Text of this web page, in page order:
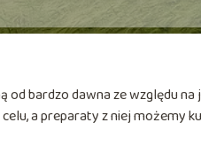
od bardzo dawna ze względu
a preparaty z niej możemy